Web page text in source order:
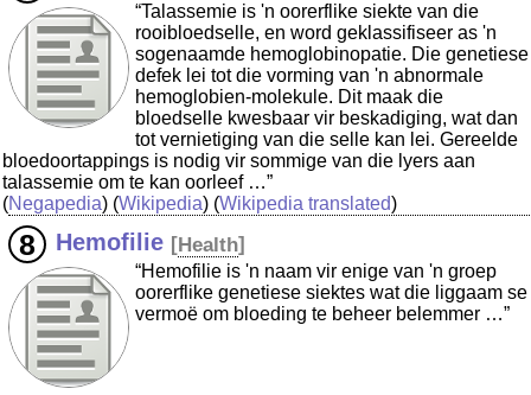
“Talassemie is 'n oorerflike siekte van die
rooibloedselle, en word geklassifiseer as 'n
sogenaamde hemoglobinopatie. Die genetiese
defek lei tot die vorming van 'n abnormale
hemoglobien-molekule. Dit maak die
bloedselle kwesbaar vir beskadiging, wat dan
tot vernietiging van die selle kan lei. Gereelde
bloedoortappings is nodig vir sommige van die lyers aan
talassemie om te kan oorleef …”
(Negapedia) (Wikipedia) (Wikipedia translated)
Hemofilie [Health]
“Hemofilie is 'n naam vir enige van 'n groep
oorerflike genetiese siektes wat die liggaam se
vermoë om bloeding te beheer belemmer …”